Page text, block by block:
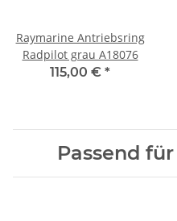
Raymarine Antriebsring
Radpilot grau A18076
115,00 € *
Passend